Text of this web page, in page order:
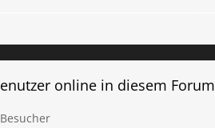
online in diesem Forum